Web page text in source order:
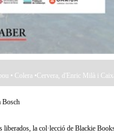
• Colera •Cervera, d'Enric Milà i
Bosch
liberados, la col·lecció de Blackie